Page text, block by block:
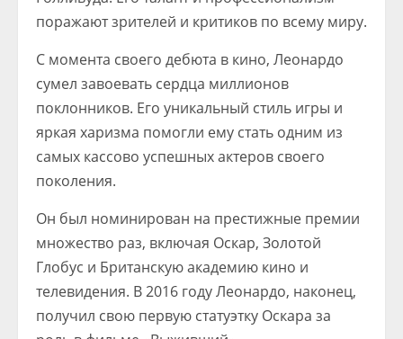
поражают зрителей и критиков по всему миру.
С момента своего дебюта в кино, Леонардо
сумел завоевать сердца миллионов
поклонников. Его уникальный стиль игры и
яркая харизма помогли ему стать одним из
самых кассово успешных актеров своего
поколения.
Он был номинирован на престижные премии
множество раз, включая Оскар, Золотой
Глобус и Британскую академию кино и
телевидения. В 2016 году Леонардо, наконец,
получил свою первую статуэтку Оскара за